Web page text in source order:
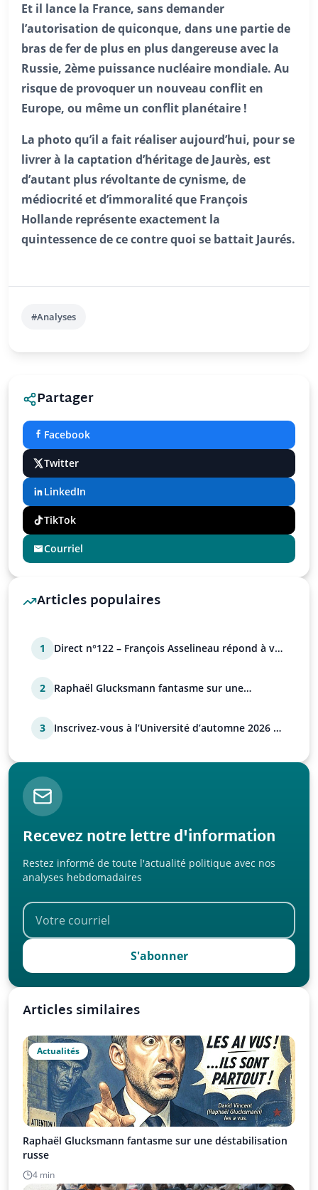
Et il lance la France, sans demander
l’autorisation de quiconque, dans une partie de
bras de fer de plus en plus dangereuse avec la
Russie, 2ème puissance nucléaire mondiale. Au
risque de provoquer un nouveau conflit en
Europe, ou même un conflit planétaire !
La photo qu’il a fait réaliser aujourd’hui, pour se
livrer à la captation d’héritage de Jaurès, est
d’autant plus révoltante de cynisme, de
médiocrité et d’immoralité que François
Hollande représente exactement la
quintessence de ce contre quoi se battait Jaurés.
#Analyses
Partager
Facebook
Twitter
LinkedIn
TikTok
Courriel
Articles populaires
1
Direct n°122 – François Asselineau répond à vos
2
Raphaël Glucksmann fantasme sur une
3
Inscrivez-vous à l’Université d’automne 2026 de
Recevez notre lettre d'information
Restez informé de toute l'actualité politique avec nos
analyses hebdomadaires
S'abonner
Articles similaires
Actualités
Raphaël Glucksmann fantasme sur une déstabilisation
russe
4 min